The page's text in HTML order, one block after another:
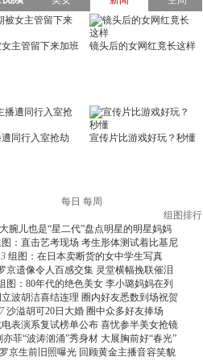
每日 每周
组图排行
腕儿也是“星二代”盘点明星的明星妈妈
：直击艺考现场 考生形体测试着比基尼
3 组图：在日本卖断货的女中学生写真
京遗像令人百感交集 灵堂横幅挽联催泪
图：80年代的绝色美女 李小璐妈妈在列
波胡洁喜结连理 圈内好友悉数到场祝贺
7 沙溢胡可20日大婚 圈中众多好友捧场
表演系复试榜单公布 喜忧参半美女抢镜
亦菲“波涛汹涌”秀身材 大展胸前好“春光”
罗京生前旧照曝光 回顾黄金主播音容笑貌